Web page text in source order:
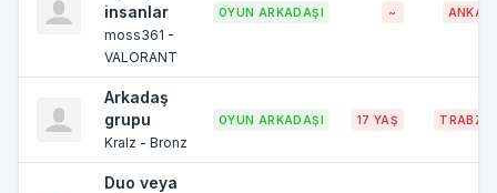
insanlar
moss361 -
VALORANT
OYUN ARKADAŞI ~
Arkadaş
grupu
Kralz - Bronz
OYUN ARKADAŞI 17 YAŞ
Duo veya